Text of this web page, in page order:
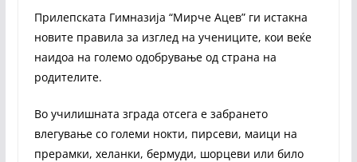
Прилепската Гимназија “Мирче Ацев” ги истакна
новите правила за изглед на учениците, кои веќе
наидоа на големо одобрување од страна на
родителите.
Во училишната зграда отсега е забрането
влегување со големи нокти, пирсеви, маици на
прерамки, хеланки, бермуди, шорцеви или било